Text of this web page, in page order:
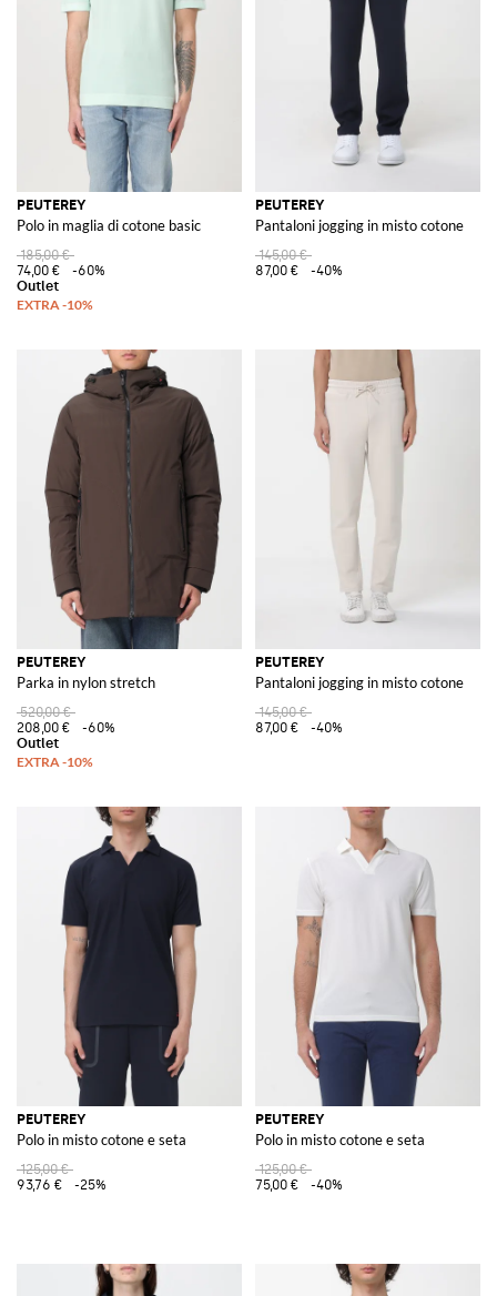
Da Peuterey, è stata sviluppata una linea completa per uno stile di vita in
continuo movimento, in ambienti sia metropolitani che naturali, per
contesti lavorativi e per il tempo libero fuori città.
Scopri l'intera collezione Peuterey su GIGLIO.COM e acquista dal nostro
store online, dove troverai un'ampia selezione di articoli esclusivi per
arricchire il tuo guardaroba con stile e qualità.
PEUTEREY
Polo in maglia di cotone basic
185,00 €
74,00 €
-60%
PEUTEREY
Pantaloni jogging in misto cotone
145,00 €
87,00 €
-40%
PEUTEREY
Parka in nylon stretch
520,00 €
208,00 €
-60%
PEUTEREY
Pantaloni jogging in misto cotone
145,00 €
87,00 €
-40%
PEUTEREY
Polo in misto cotone e seta
125,00 €
93,76 €
-25%
PEUTEREY
Polo in misto cotone e seta
125,00 €
75,00 €
-40%